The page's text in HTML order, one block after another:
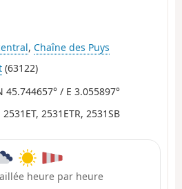
, Chaîne des Puys
(63122)
45.744657° / E 3.055897°
2531ET, 2531ETR, 2531SB
heure par heure